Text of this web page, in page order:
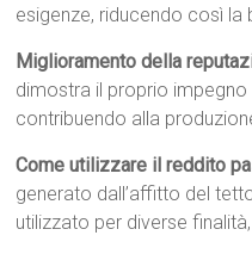
esigenze, riducendo così la
Miglioramento della
dimostra il proprio
contribuendo alla
Come utilizzare il reddito
generato dall’affitto del
utilizzato per diverse